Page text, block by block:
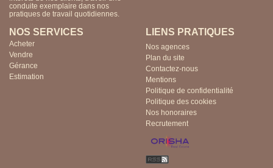
conduite exemplaire dans nos
pratiques de travail quotidiennes.
NOS SERVICES
Acheter
Vendre
Gérance
Estimation
LIENS PRATIQUES
Nos agences
Plan du site
Contactez-nous
Mentions
Politique de confidentialité
Politique des cookies
Nos honoraires
Recrutement